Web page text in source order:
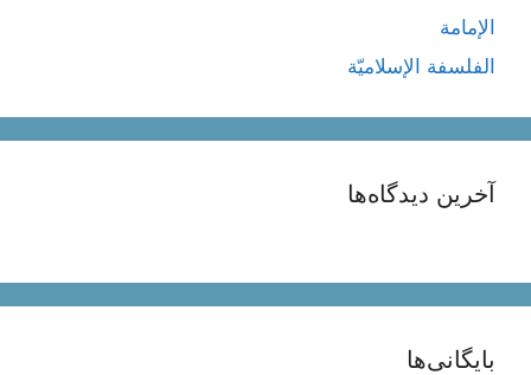
الإمامة
الفلسفة الإسلاميّة
آخرین دیدگاه‌ها
بایگانی‌ها